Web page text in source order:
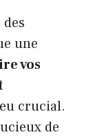
une
vos
crucial.
de